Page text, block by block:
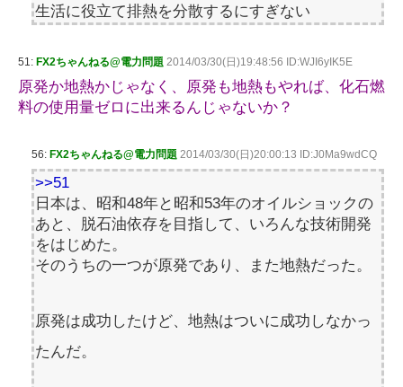
生活に役立て排熱を分散するにすぎない
51: FX2ちゃんねる@電力問題 2014/03/30(日)19:48:56 ID:WJI6yIK5E
原発か地熱かじゃなく、原発も地熱もやれば、化石燃
料の使用量ゼロに出来るんじゃないか？
56: FX2ちゃんねる@電力問題 2014/03/30(日)20:00:13 ID:J0Ma9wdCQ
>>51
日本は、昭和48年と昭和53年のオイルショックの
あと、脱石油依存を目指して、いろんな技術開発
をはじめた。
そのうちの一つが原発であり、また地熱だった。
原発は成功したけど、地熱はついに成功しなかっ
たんだ。